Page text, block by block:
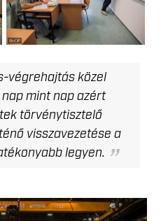
végrehajtás közel
mint nap azért
törvénytisztelő
visszavezetése a
legyen.
17.JPG